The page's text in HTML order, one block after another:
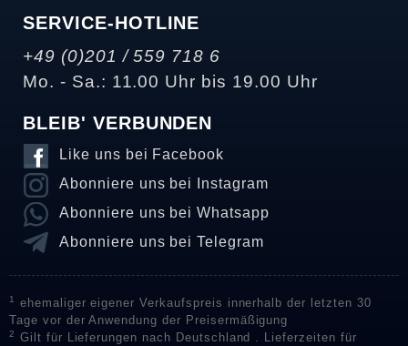
SERVICE-HOTLINE
+49 (0)201 / 559 718 6
Mo. - Sa.: 11.00 Uhr bis 19.00 Uhr
BLEIB' VERBUNDEN
Like uns bei Facebook
Abonniere uns bei Instagram
Abonniere uns bei Whatsapp
Abonniere uns bei Telegram
1
ehemaliger eigener Verkaufspreis innerhalb der letzten 30
Tage vor der Anwendung der Preisermäßigung
2
Gilt für Lieferungen nach Deutschland . Lieferzeiten für